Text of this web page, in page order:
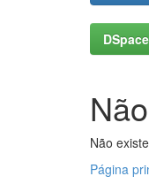
Não
Página